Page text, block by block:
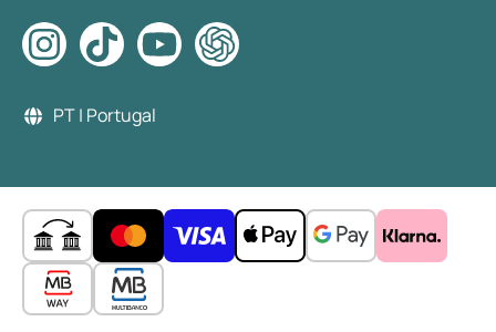
PT | Portugal